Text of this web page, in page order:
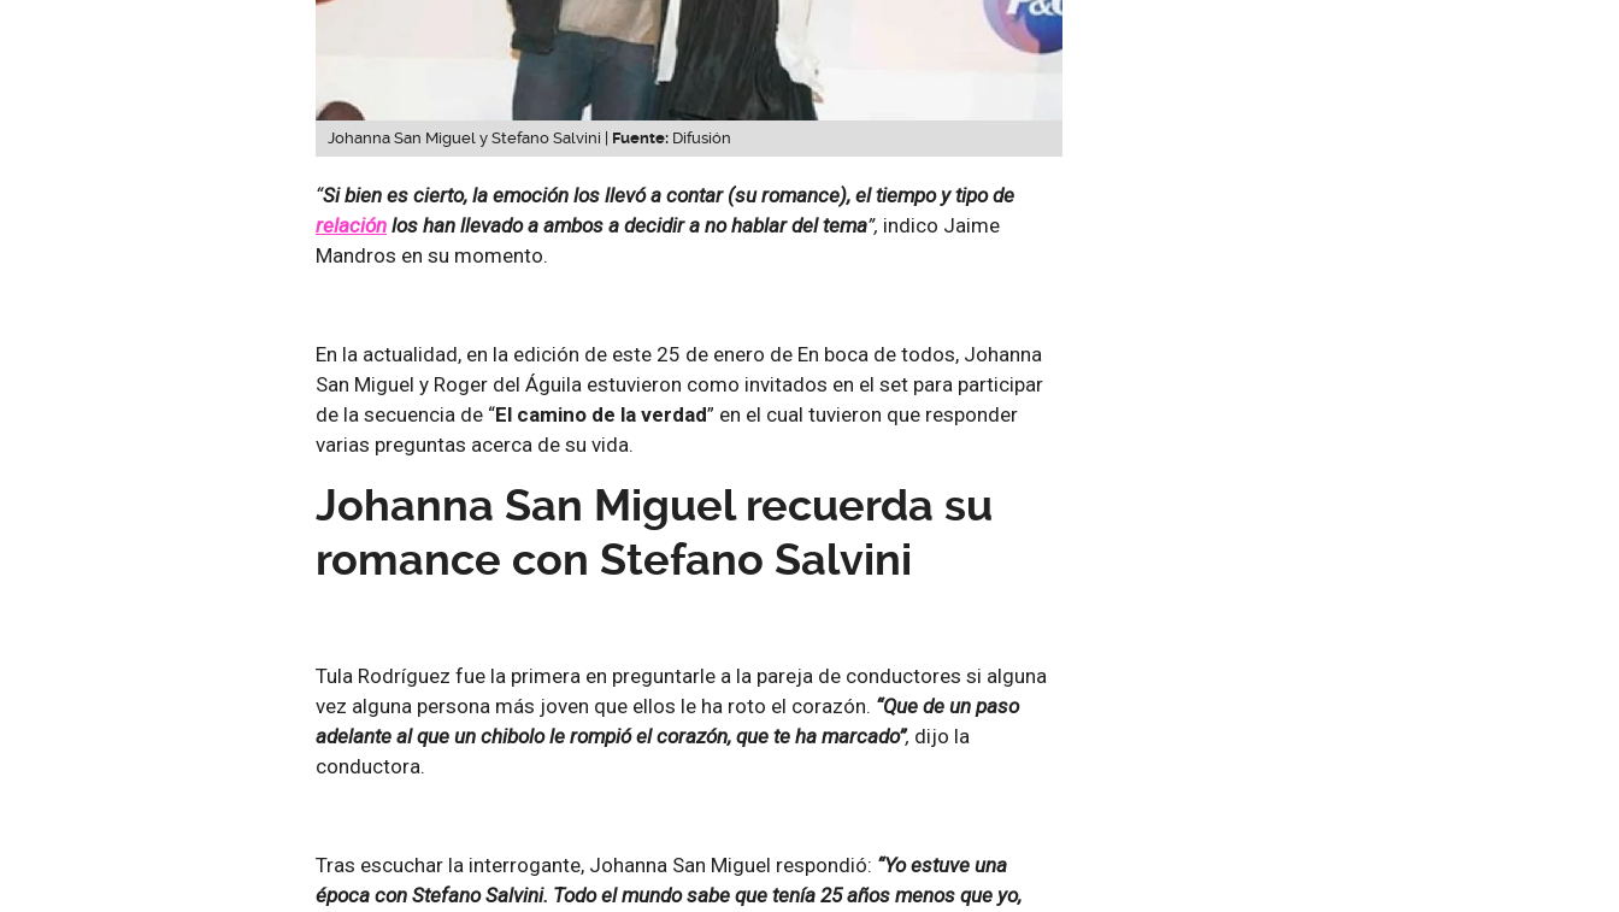
Johanna San Miguel y Stefano Salvini | Fuente: Difusión
“Si bien es cierto, la emoción los llevó a contar (su romance), el tiempo y tipo de
relación los han llevado a ambos a decidir a no hablar del tema”, indico Jaime
Mandros en su momento.
En la actualidad, en la edición de este 25 de enero de En boca de todos, Johanna
San Miguel y Roger del Águila estuvieron como invitados en el set para participar
de la secuencia de “El camino de la verdad” en el cual tuvieron que responder
varias preguntas acerca de su vida.
Johanna San Miguel recuerda su
romance con Stefano Salvini
Tula Rodríguez fue la primera en preguntarle a la pareja de conductores si alguna
vez alguna persona más joven que ellos le ha roto el corazón. “Que de un paso
adelante al que un chibolo le rompió el corazón, que te ha marcado”, dijo la
conductora.
Tras escuchar la interrogante, Johanna San Miguel respondió: “Yo estuve una
época con Stefano Salvini. Todo el mundo sabe que tenía 25 años menos que yo,